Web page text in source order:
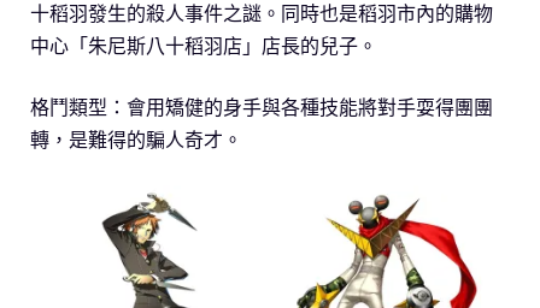
十稻羽發生的殺人事件之謎。同時也是稻羽市內的購物
中心「朱尼斯八十稻羽店」店長的兒子。
格鬥類型：會用矯健的身手與各種技能將對手耍得團團
轉，是難得的騙人奇才。